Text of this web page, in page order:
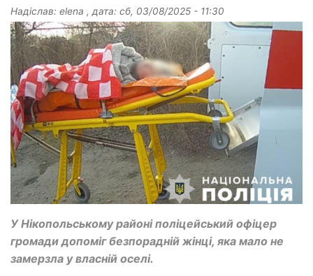
Надіслав: elena , дата: сб, 03/08/2025 - 11:30
У Нікопольському районі поліцейський офіцер
громади допоміг безпорадній жінці, яка мало не
замерзла у власній оселі.